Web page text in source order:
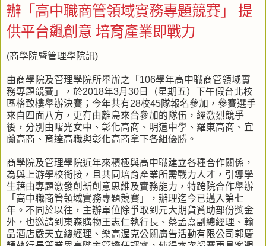
辦「高中職商管領域實務專題競賽」 提
供平台飆創意 培育產業即戰力
(商學院暨管理學院訊)
由商學院及管理學院所舉辦之「106學年高中職商管領域實
務專題競賽」，於2018年3月30日（星期五）下午假台北校
區格致樓舉辦決賽；今年共有28校45隊報名參加，參賽選手
來自四面八方，更有由離島來台參加的隊伍，經激烈競爭
後，分別由曙光女中、彰化高商、明道中學、羅東高商、宜
蘭高商、育達高職與彰化高商拿下各組優勝。
商學院及管理學院近年來積極與高中職建立各種合作關係，
為與上游學校銜接，且共同培育產業所需戰力人才，引導學
生藉由專題激發創新創意思維及實務能力，特跨院合作舉辦
「高中職商管領域實務專題競賽」，辦理迄今已邁入第七
年。不同於以往，主辦單位除爭取到元大期貨贊助部份獎金
外，也邀請到東森購物王志仁執行長、蔡孟熹副總經理、翰
品酒店嚴天立總經理、樂高渥克公關廣告活動有限公司郭慶